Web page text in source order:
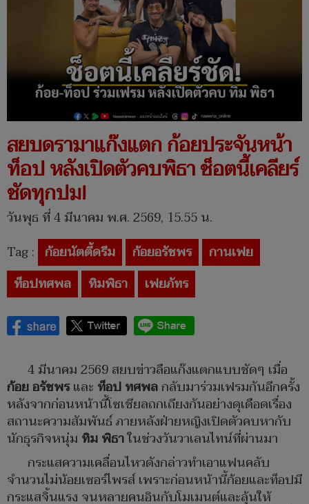
สยบดรามาแก๊งแตก ก้อยประจันหน้า
ท็อป หลังเปิดตัวคบพิธา ช็อตนี้เคลียร์
ชัดทุกปม!
วันพุธ ที่ 4 มีนาคม พ.ศ. 2569, 15.55 น.
Tag : ก้อยนัตตี้ดรีม ก้อยอรัชพร
กานเฟย
ท็อปทศพล
ทิมพิธา เฟยภัทร
4 มีนาคม 2569 สยบข่าวลือแก๊งแตกแบบชัดๆ เมื่อ
ก้อย อรัชพรและ ท็อป ทศพลกลับมาร่วมเฟรมกันอีกครั้ง
หลังจากก่อนหน้านี้โซเชียลถกเถียงกันอย่างดุเดือดเรื่อง
สถานะความสัมพันธ์ ภายหลังฝ่ายหญิงเปิดตัวคบหากับ
นักธุรกิจหนุ่ม ทิม พิธาในช่วงวันวาเลนไทน์ที่ผ่านมา
กระแสความเคลื่อนไหวดังกล่าวทำเอาแฟนคลับ
จำนวนไม่น้อยเซอร์ไพรส์ เพราะก่อนหน้านี้ก้อยและท็อปมี
กระแสจิ้นแรง จนหลายคนอินกับโมเมนต์และลุ้นให้